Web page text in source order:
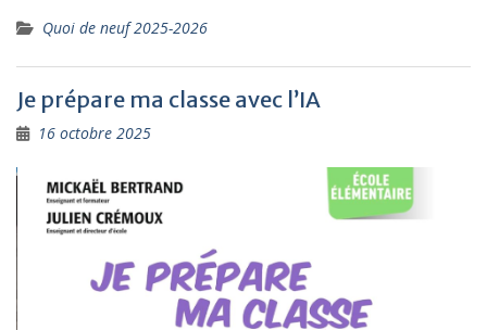
Quoi de neuf 2025-2026
Je prépare ma classe avec l’IA
16 octobre 2025